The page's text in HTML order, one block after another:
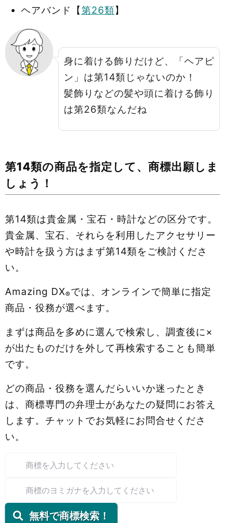
ヘアバンド【第26類】
身に着ける飾りだけど、「ヘアピ
ン」は第14類じゃないのか！
髪飾りなどの髪や頭に着ける飾り
は第26類なんだね
第14類の商品を指定して、商標出願しま
しょう！
第14類は貴金属・宝石・時計などの区分です。
貴金属、宝石、それらを利用したアクセサリー
や時計を扱う方はまず第14類をご検討くださ
い。
Amazing DX®では、オンラインで簡単に指定
商品・役務が選べます。
まずは商品を多めに選んで検索し、調査後に×
が出たものだけを外して再検索することも簡単
です。
どの商品・役務を選んだらいいか迷ったとき
は、商標専門の弁理士があなたの疑問にお答え
します。チャットでお気軽にお問合せくださ
い。
無料で商標検索！